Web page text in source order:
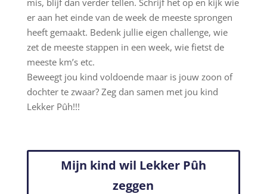
er aan het einde van de week de meeste sprongen
heeft gemaakt. Bedenk jullie eigen challenge, wie
zet de meeste stappen in een week, wie fietst de
meeste km’s etc.
Beweegt jou kind voldoende maar is jouw zoon of
dochter te zwaar? Zeg dan samen met jou kind
Lekker Pûh!!!
Mijn kind wil Lekker Pûh
zeggen